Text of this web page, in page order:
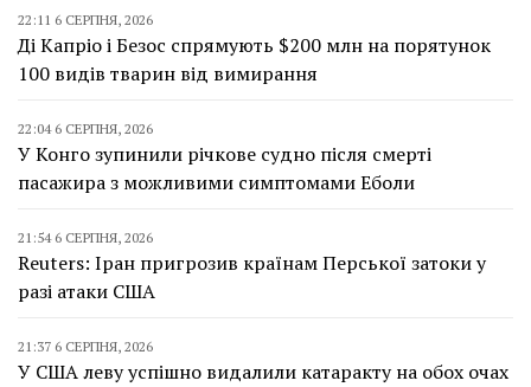
22:11 6 СЕРПНЯ, 2026
Ді Капріо і Безос спрямують $200 млн на порятунок
100 видів тварин від вимирання
22:04 6 СЕРПНЯ, 2026
У Конго зупинили річкове судно після смерті
пасажира з можливими симптомами Еболи
21:54 6 СЕРПНЯ, 2026
Reuters: Іран пригрозив країнам Перської затоки у
разі атаки США
21:37 6 СЕРПНЯ, 2026
У США леву успішно видалили катаракту на обох очах